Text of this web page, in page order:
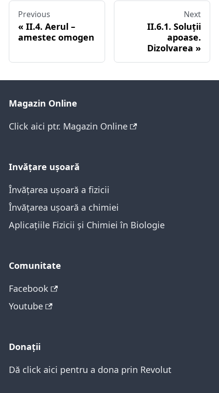
Previous
II.4. Aerul –
amestec omogen
Next
II.6.1. Soluții
apoase.
Dizolvarea
Magazin Online
Click aici ptr. Magazin Online
Invăţare ușoară
Învățarea ușoară a fizicii
Învățarea ușoară a chimiei
Aplicațiile Fizicii și Chimiei în Biologie
Comunitate
Facebook
Youtube
Donații
Dă click aici pentru a dona prin Revolut